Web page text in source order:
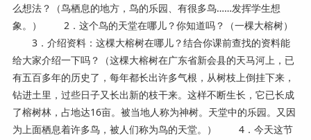
么想法？（鸟栖息的地方，鸟的乐园、有很多鸟……发挥学生想
象。） 2．这个鸟的天堂在哪儿？你知道吗？（一棵大榕树）
3．介绍资料：这棵大榕树在哪儿？结合你课前查找的资料能
给大家介绍一下吗？（这棵大榕树在广东省新会县的天马河上，已
有五百多年的历史了，每年都长出许多气根，从树枝上倒挂下来，
钻进土里，过些日子又长出新的枝干来。这样不断生长，它已长成
了榕树林，占地达16亩。被当地人称为神树。天堂中的乐园。又因
为上面栖息着许多鸟，被人们称为鸟的天堂。） 4．今天这节